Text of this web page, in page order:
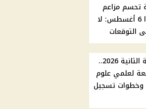
تحسم مزاعم
وقوع زلزال غدًا 6 أغسطس: لا
التوقعات
تنسيق المرحلة الثانية 2026..
لعلمي علوم
وخطوات تسجيل